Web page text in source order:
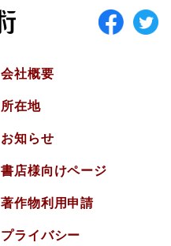
会社概要
所在地
お知らせ
書店様向けページ
著作物利用申請
プライバシー